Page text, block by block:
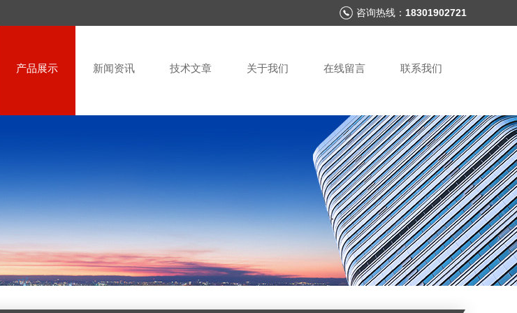
咨询热线： 18301902721
产品展示 新闻资讯 技术文章 关于我们 在线留言 联系我们